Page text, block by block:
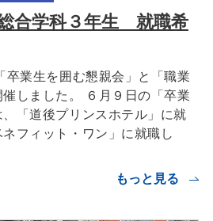
合学科３年生 就職希
卒業生を囲む懇親会」と「職業
しました。 ６月９日の「卒業
「道後プリンスホテル」に就
フィット・ワン」に就職し
もっと見る